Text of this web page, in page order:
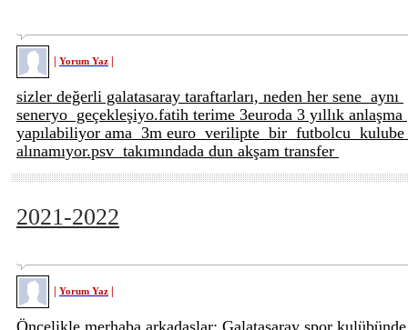
Yorum Yaz
sizler değerli galatasaray taraftarları, neden her sene aynı
seneryo geçekleşiyo.fatih terime 3euroda 3 yıllık anlaşma
yapılabiliyor ama 3m euro verilipte bir futbolcu kulube
alınamıyor.psv takımındada dun akşam transfer
2021-2022
Yorum Yaz
Öncelikle merhaba arkadaşlar; Galatasaray spor